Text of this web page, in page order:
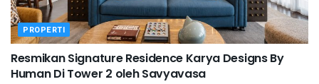
PROPERTI
Resmikan Signature Residence Karya Designs By
Human Di Tower 2 oleh Savyavasa